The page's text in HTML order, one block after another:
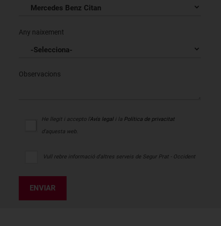
Any naixement
Observacions
He llegit i accepto l'Avís legali la Política de privacitat
d'aquesta web.
Vull rebre informació d'altres serveis de Segur Prat - Occident
ENVIAR